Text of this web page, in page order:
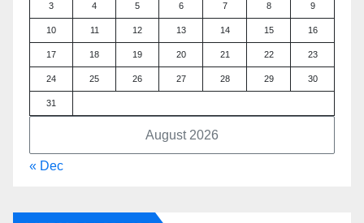
August 2026
3 4 5 6 7 8 9
10 11 12 13 14 15 16
17 18 19 20 21 22 23
24 25 26 27 28 29 30
31
« Dec